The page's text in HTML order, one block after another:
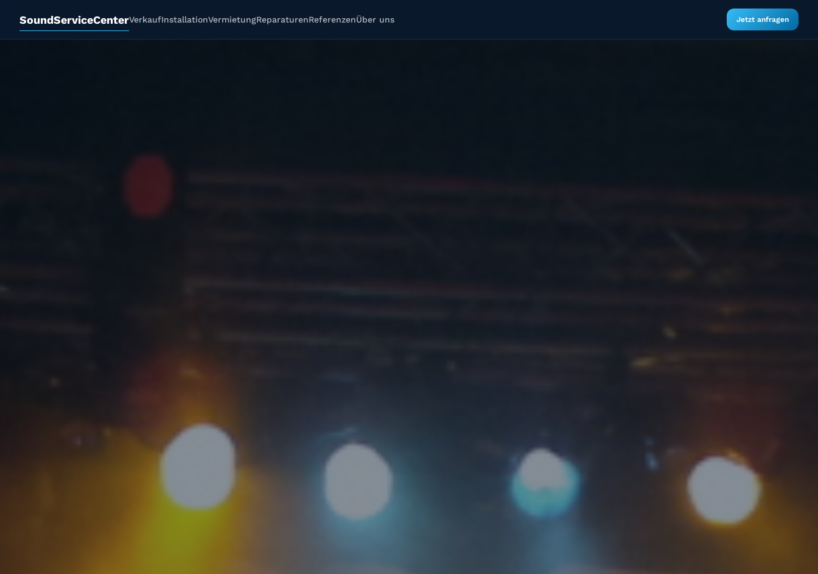
SoundServiceCenterVerkaufInstallationVermietungReparaturenReferenzenÜber uns Jetzt anfragen